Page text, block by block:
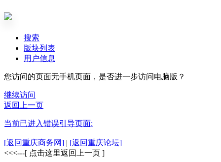
搜索
版块列表
用户信息
您访问的页面无手机页面，是否进一步访问电脑版？
继续访问
返回上一页
当前已进入错误引导页面:
[返回重庆商务网] | [返回重庆论坛]
<<<---[ 点击这里返回上一页 ]